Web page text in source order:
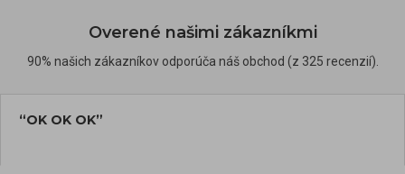
Overené našimi zákazníkmi
90% našich zákazníkov odporúča náš obchod (z 325 recenzií).
“OK OK OK”